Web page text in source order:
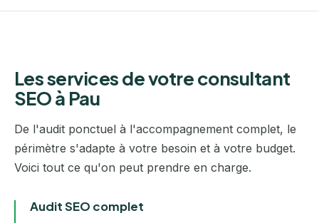
Les services de votre consultant
SEO à Pau
De l'audit ponctuel à l'accompagnement complet, le
périmètre s'adapte à votre besoin et à votre budget.
Voici tout ce qu'on peut prendre en charge.
Audit SEO complet